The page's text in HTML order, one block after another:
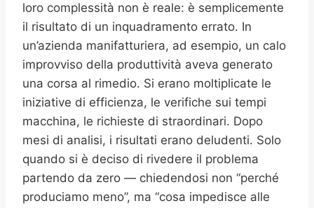
loro complessità non è reale: è semplicemente
il risultato di un inquadramento errato. In
un’azienda manifatturiera, ad esempio, un calo
improvviso della produttività aveva generato
una corsa al rimedio. Si erano moltiplicate le
iniziative di efficienza, le verifiche sui tempi
macchina, le richieste di straordinari. Dopo
mesi di analisi, i risultati erano deludenti. Solo
quando si è deciso di rivedere il problema
partendo da zero — chiedendosi non “perché
produciamo meno”, ma “cosa impedisce alle